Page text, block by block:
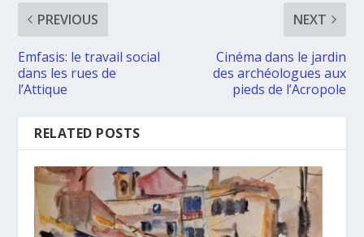
PREVIOUS
Emfasis: le travail social
dans les rues de
l’Attique
NEXT
Cinéma dans le jardin
des archéologues aux
pieds de l’Acropole
RELATED POSTS